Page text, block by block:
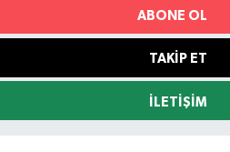
ABONE OL
TAKIP ET
İLETIŞIM